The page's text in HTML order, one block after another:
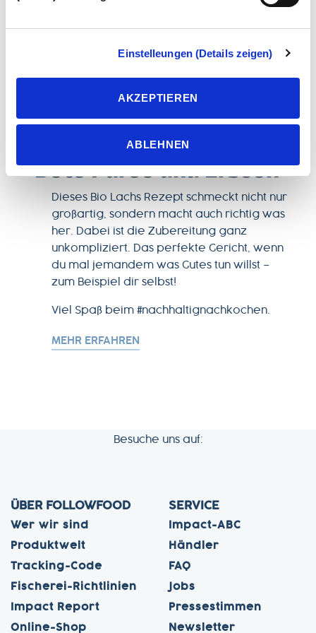
Einwilligung ist freiwillig, für die Nutzung des
Onlineangebots nicht erforderlich und kann jederzeit über
Wenn Sie das Banner mit „Ablehnen“ bestätigen, werden
nur die notwendigen Cookies auf der Webseite gesetzt,
die für den störungsfreien Betrieb der Webseite und die
Einstelleungen (Details zeigen)
AKZEPTIEREN
ABLEHNEN
Bio Lachs Filets mit
Kartoffel Röstis, Rote
Bete Püree und Erbsen
Dieses Bio Lachs Rezept schmeckt nicht nur
großartig, sondern macht auch richtig was
her. Dabei ist die Zubereitung ganz
unkompliziert. Das perfekte Gericht, wenn
du mal jemandem was Gutes tun willst –
zum Beispiel dir selbst!
Viel Spaß beim #nachhaltignachkochen.
MEHR ERFAHREN
Besuche uns auf:
ÜBER FOLLOWFOOD
Wer wir sind
Produktwelt
Tracking-Code
Fischerei-Richtlinien
Impact Report
Online-Shop
SERVICE
Impact-ABC
Händler
FAQ
Jobs
Pressestimmen
Newsletter